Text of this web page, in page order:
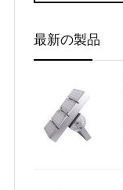
最新の製品